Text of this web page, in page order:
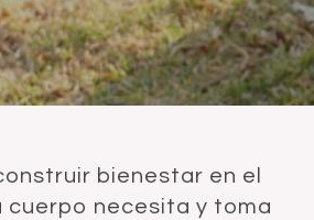
bienestar en el
cuerpo necesita y toma